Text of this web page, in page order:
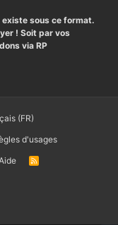
sous ce format.
! Soit par vos
via RP
(FR)
d'usages
R